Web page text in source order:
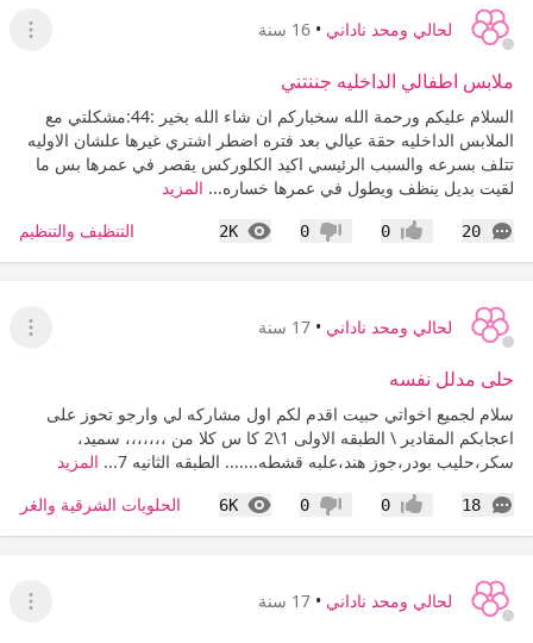
لحالي ومحد ناداني • 16 سنة
عرض
ملابس اطفالي الداخليه جننتني
السلام عليكم ورحمة الله سخباركم ان شاء الله بخير :44:مشكلتي مع
الملابس الداخليه حقة عيالي بعد فتره اضطر اشتري غيرها علشان الاوليه
تتلف بسرعه والسبب الرئيسي اكيد الكلوركس يقصر في عمرها بس ما
لقيت بديل ينظف ويطول في عمرها خساره... المزيد
20
التعليقات إعجاب0 عدم إعجاب
0
2K
المشاهدات التنظيف والتنظيم
لحالي ومحد ناداني • 17 سنة
عرض
حلى مدلل نفسه
سلام لجميع اخواتي حبيت اقدم لكم اول مشاركه لي وارجو تحوز على
اعجابكم المقادير \ الطبقه الاولى 1\2 كا س كلا من ،،،،،،، سميد،
سكر،حليب بودر،جوز هند،علبه قشطه....... الطبقه الثانيه 7...
المزيد
18
التعليقات إعجاب0 عدم إعجاب
0
6K
المشاهدات الحلويات الشرقية والغربية
لحالي ومحد ناداني • 17 سنة
عرض